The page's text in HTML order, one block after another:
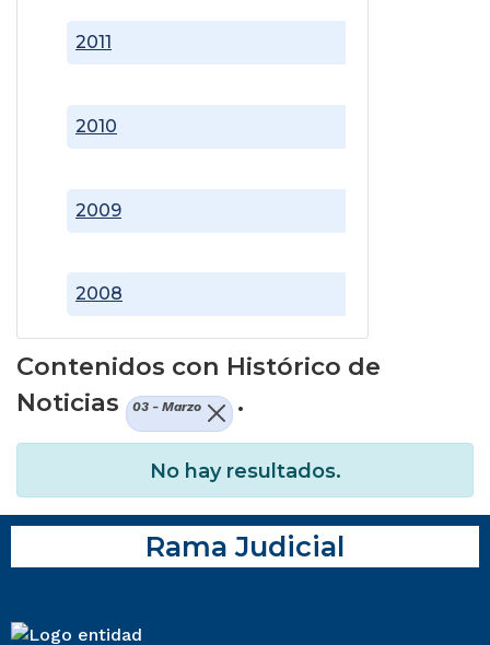
2008
2009
2010
2011
Contenidos con Histórico de
Noticias
03 - Marzo .
No hay resultados.
Rama Judicial